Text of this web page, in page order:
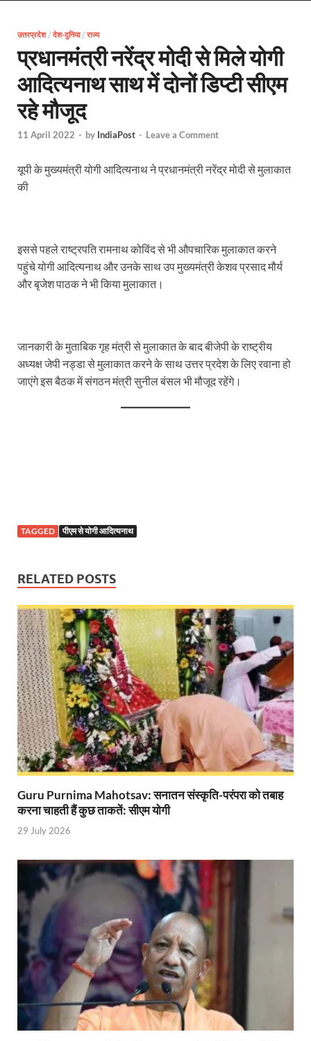
Bharat Tex 2026: टेक्सटाइल निवेश के प्रमुख गंतव्य के
Shri Ram Mandir: श्रीराम मंदिर चढ़ावा चोरी के
Lok Sanvardhan Parva: देहरादून में मुख्यमंत्री पुष्कर सिंह
Dr.Teejan Bai: विश्वविख्यात पंडवानी गायिका, पद्म
Khatipura Mega Coach Care Terminal: खातीपुरा में
Jan-Jan Ki Sarkar Abhiyan: 4 जुलाई से फिर शुरु होगा
आ गई यूपी बीजेपी संगठन की लिस्ट, देखिए कौन-कौन है इस
Baster’s New Picture: बस्तर की नई तस्वीर: मैदान में
Modern Composite Sleepers: एआई की मदद से ट्रैक
Char Dham Yatra Action Plan: चारधाम यात्रा-
Katra Banihal Special Train: कटरा – बनिहाल के
Aerial Survey: सीएम योगी के निर्देश पर उप मुख्यमंत्री व
Ancient Manuscripts: वैश्विक मंच तक पहुंचेगा भारतीय
Big Blueprint for Bastar: बस्तर के लिए बड़ा ब्लूप्रिंट:
Bhartendu Natya Akadami: मुख्यमंत्री ने देखी ‘आनंद
Women E Rickshaw Pilots: यूपी में तैयार हो रही
Mann Ki Baat: प्रधानमंत्री नरेंद्र मोदी ने देशवासियों को
UP Anganwadi: मुख्यमंत्री योगी आदित्यनाथ को
Mandir Cluster Model: पुरा महादेव मंदिर का ‘मंदिर
MMMUT Girls Hostel: एमएमएमयूटी में साइबर फोरेंसिक
Indian Railway Action: भारतीय रेलवे की बड़ी करवाई,
NCBC Chairman: साध्वी निरंजन ज्योति बनी राष्ट्रीय
मिलावटखोरों पर और कसेगा सरकार का शिकंजा
उत्तरप्रदेश/ देश-दुनिया/ राज्य
प्रधानमंत्री नरेंद्र मोदी से मिले योगी
आदित्यनाथ साथ में दोनों डिप्टी सीएम
रहे मौजूद
11 April 2022 - by IndiaPost - Leave a Comment
यूपी के मुख्यमंत्री योगी आदित्यनाथ ने प्रधानमंत्री नरेंद्र मोदी से मुलाकात
की
इससे पहले राष्ट्रपति रामनाथ कोविंद से भी औपचारिक मुलाकात करने
पहुंचे योगी आदित्यनाथ और उनके साथ उप मुख्यमंत्री केशव प्रसाद मौर्य
और बृजेश पाठक ने भी किया मुलाकात।
जानकारी के मुताबिक गृह मंत्री से मुलाकात के बाद बीजेपी के राष्ट्रीय
अध्यक्ष जेपी नड्डा से मुलाकात करने के साथ उत्तर प्रदेश के लिए रवाना हो
जाएंगे इस बैठक में संगठन मंत्री सुनील बंसल भी मौजूद रहेंगे।
TAGGED पीएम से योगी आदित्यनाथ
RELATED POSTS
Guru Purnima Mahotsav: सनातन संस्कृति-परंपरा को तबाह
करना चाहती हैं कुछ ताकतें: सीएम योगी
29 July 2026